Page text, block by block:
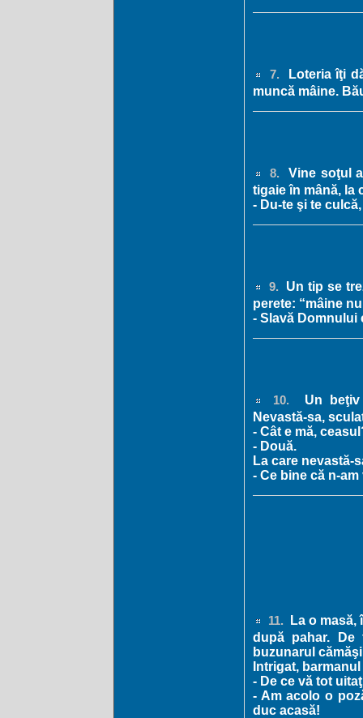
7.
Loteria îţi
muncă mâine.
8.
Vine soţul
tigaie în mână, la
- Du-te şi te
9.
Un tip se
perete: “mâine
- Slavă Domnului
10.
Un
Nevastă-sa,
- Cât e mă,
- Două.
La care nevastă-
- Ce bine că n-
11. La o masă,
după pahar.
buzunarul
Intrigat,
- De ce vă tot
- Am acolo o
duc acasă!